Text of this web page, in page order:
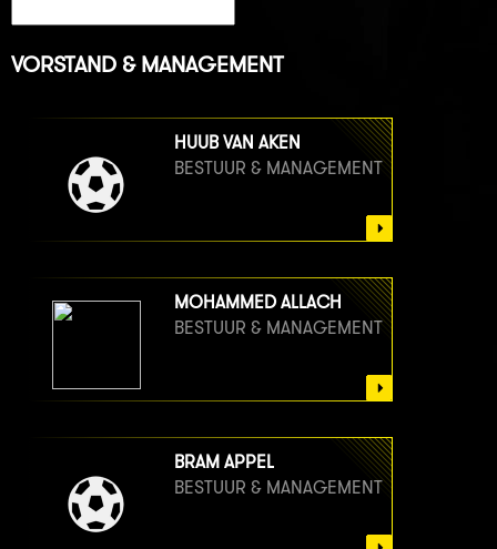
VORSTAND & MANAGEMENT
HUUB VAN AKEN
BESTUUR & MANAGEMENT
MOHAMMED ALLACH
BESTUUR & MANAGEMENT
BRAM APPEL
BESTUUR & MANAGEMENT